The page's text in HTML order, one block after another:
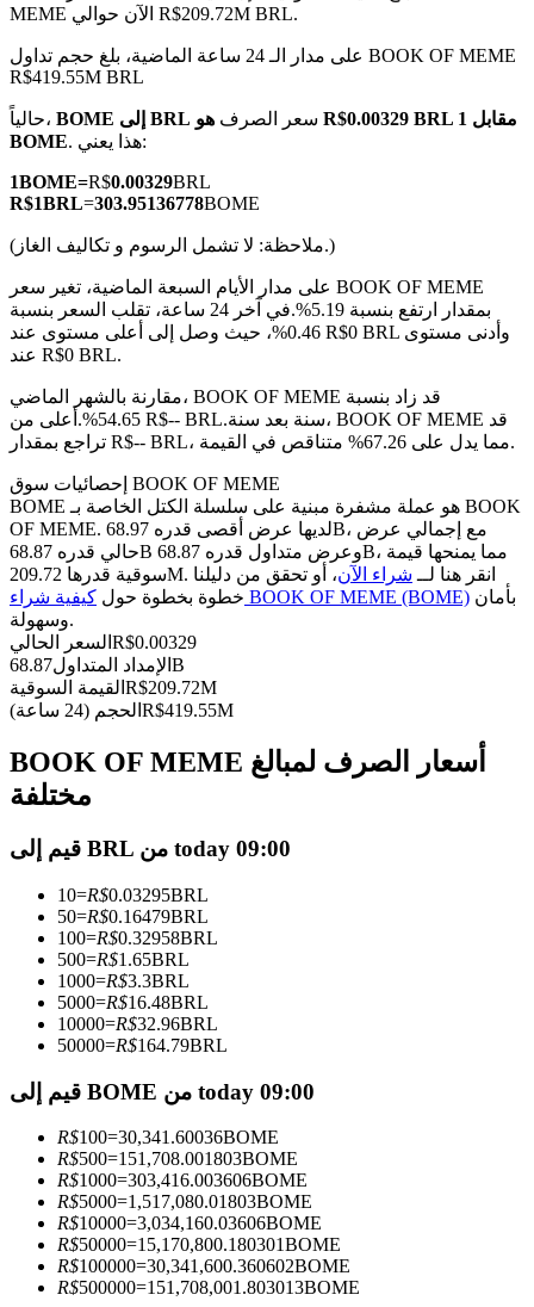
TradFi
مشتقات الأسهم والعملات الأجنبية والمعادن الثمينة والسلع
العقود الآجلة باستخدام USDC كضمان
نسخ التداول
انضم إلى أفضل المتداولين
كن متداول نسخ
استمتع بتقاسم الأرباح وعمولات نسخ التداول
معلومة
تحليل البيانات الضخمة بما في ذلك المعلومات التجارية، وما
إلى ذلك.
MEME الآن حوالي R$209.72M BRL.
على مدار الـ 24 ساعة الماضية، بلغ حجم تداول BOOK OF MEME
R$419.55M BRL
حالياً، BOME إلى BRL سعر الصرف هو R$0.00329 BRL مقابل 1
BOME
. هذا يعني:
1BOME=R$0.00329BRL
R$1BRL=303.95136778BOME
(ملاحظة: لا تشمل الرسوم و تكاليف الغاز.)
على مدار الأيام السبعة الماضية، تغير سعر BOOK OF MEME
بمقدار ارتفع بنسبة 5.19%.
في آخر 24 ساعة، تقلب السعر بنسبة
0.46%، حيث وصل إلى أعلى مستوى عند R$0 BRL وأدنى مستوى
عند R$0 BRL.
مقارنة بالشهر الماضي، BOOK OF MEME قد زاد بنسبة
54.65%.أعلى من R$-- BRL.سنة بعد سنة، BOOK OF MEME قد
تراجع بمقدار R$-- BRL، مما يدل على 67.26% متناقص في القيمة.
إحصائيات سوق BOOK OF MEME
BOME هو عملة مشفرة مبنية على سلسلة الكتل الخاصة بـ BOOK
OF MEME. لديها عرض أقصى قدره 68.97B، مع إجمالي عرض
حالي قدره 68.87B وعرض متداول قدره 68.87B، مما يمنحها قيمة
سوقية قدرها 209.72M. انقر هنا لــ شراء الآن، أو تحقق من دليلنا
خطوة بخطوة حول كيفية شراء BOOK OF MEME (BOME)
وسهولة.
السعر الحالي R$0.00329
الإمداد المتداول 68.87B
القيمة السوقية R$209.72M
الحجم (24 ساعة) R$419.55M
BOOK OF MEME أسعار الصرف لمبالغ
مختلفة
قيم إلى BRL من today 09:00
10=R$0.03295BRL
50=R$0.16479BRL
100=R$0.32958BRL
500=R$1.65BRL
1000=R$3.3BRL
5000=R$16.48BRL
10000=R$32.96BRL
50000=R$164.79BRL
قيم إلى BOME من today 09:00
R$100=30,341.60036BOME
R$500=151,708.001803BOME
R$1000=303,416.003606BOME
R$5000=1,517,080.01803BOME
R$10000=3,034,160.03606BOME
R$50000=15,170,800.180301BOME
R$100000=30,341,600.360602BOME
R$500000=151,708,001.803013BOME